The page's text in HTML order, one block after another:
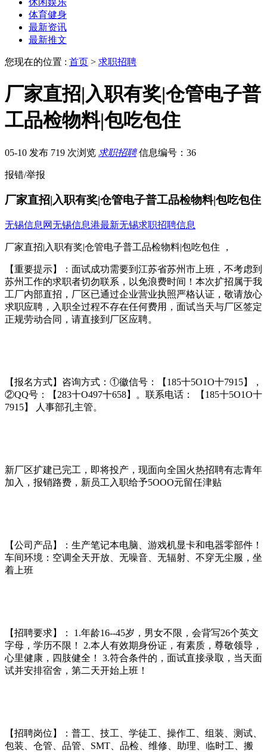
体育健身
最新资讯
最新推文
您现在的位置 : 首页 > 求职招聘
厂家直招|入职有奖|仓管电子普
工品检物料|包吃包住
05-10 发布 719 次浏览 求职招聘 信息编号：36
报错/举报
厂家直招|入职有奖|仓管电子普工品检物料|包吃包住
无锡信息网无锡信息港最新无锡求职招聘信息
厂家直招|入职有奖|仓管电子普工品检物料|包吃包住 ，
【重要提示】：面试成功需要到江苏省苏州市上班，不考虑到
苏州工作的求职者切勿联系，以免浪费时间！本次扩招属于我
工厂内部直招，厂区已通过企业营业执照严格认证，敬请放心
求职应聘，入职全过程不存在任何费用，面试当天与厂区签定
正规劳动合同，请直接到厂区应聘。
【报名方式】咨询方式：①徽信号：【185十5O1O十7915】，
②QQ号：【283十O497十658】。联系电话： 【185十5O1O十
7915】 人事部孔主管。
新厂区扩建已完工，即将投产，现面向全国火热招聘有志青年
加入，报销路费，新员工入职给予5OOO元留任津贴
【公司产品】：生产笔记本电脑、游戏机显卡和电器零部件！
车间环境：空调全天开放、无噪音、无辐射、不穿无尘服，坐
着上班
【招聘要求】： 1.年龄16--45岁，男女不限，会背写26个英文
字母，学历不限！ 2.本人有效期身份证，有素质，尊敬领导，
心里健康，四肢健全！ 3.符合条件的，面试直接录取，当天面
试并安排宿舍，第二天开始上班！
【招聘岗位】：普工、技工、学徒工、操作工、组装、测试、
包装、仓管、品管、SMT、品检、维修、助理、临时工、搬